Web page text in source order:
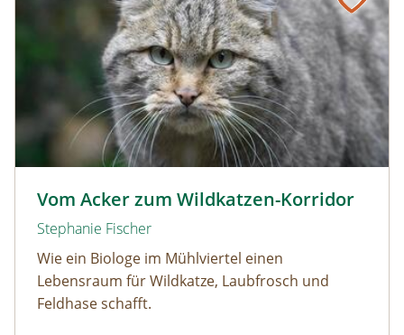
Vom Acker zum Wildkatzen-Korridor
Stephanie Fischer
Wie ein Biologe im Mühlviertel einen
Lebensraum für Wildkatze, Laubfrosch und
Feldhase schafft.